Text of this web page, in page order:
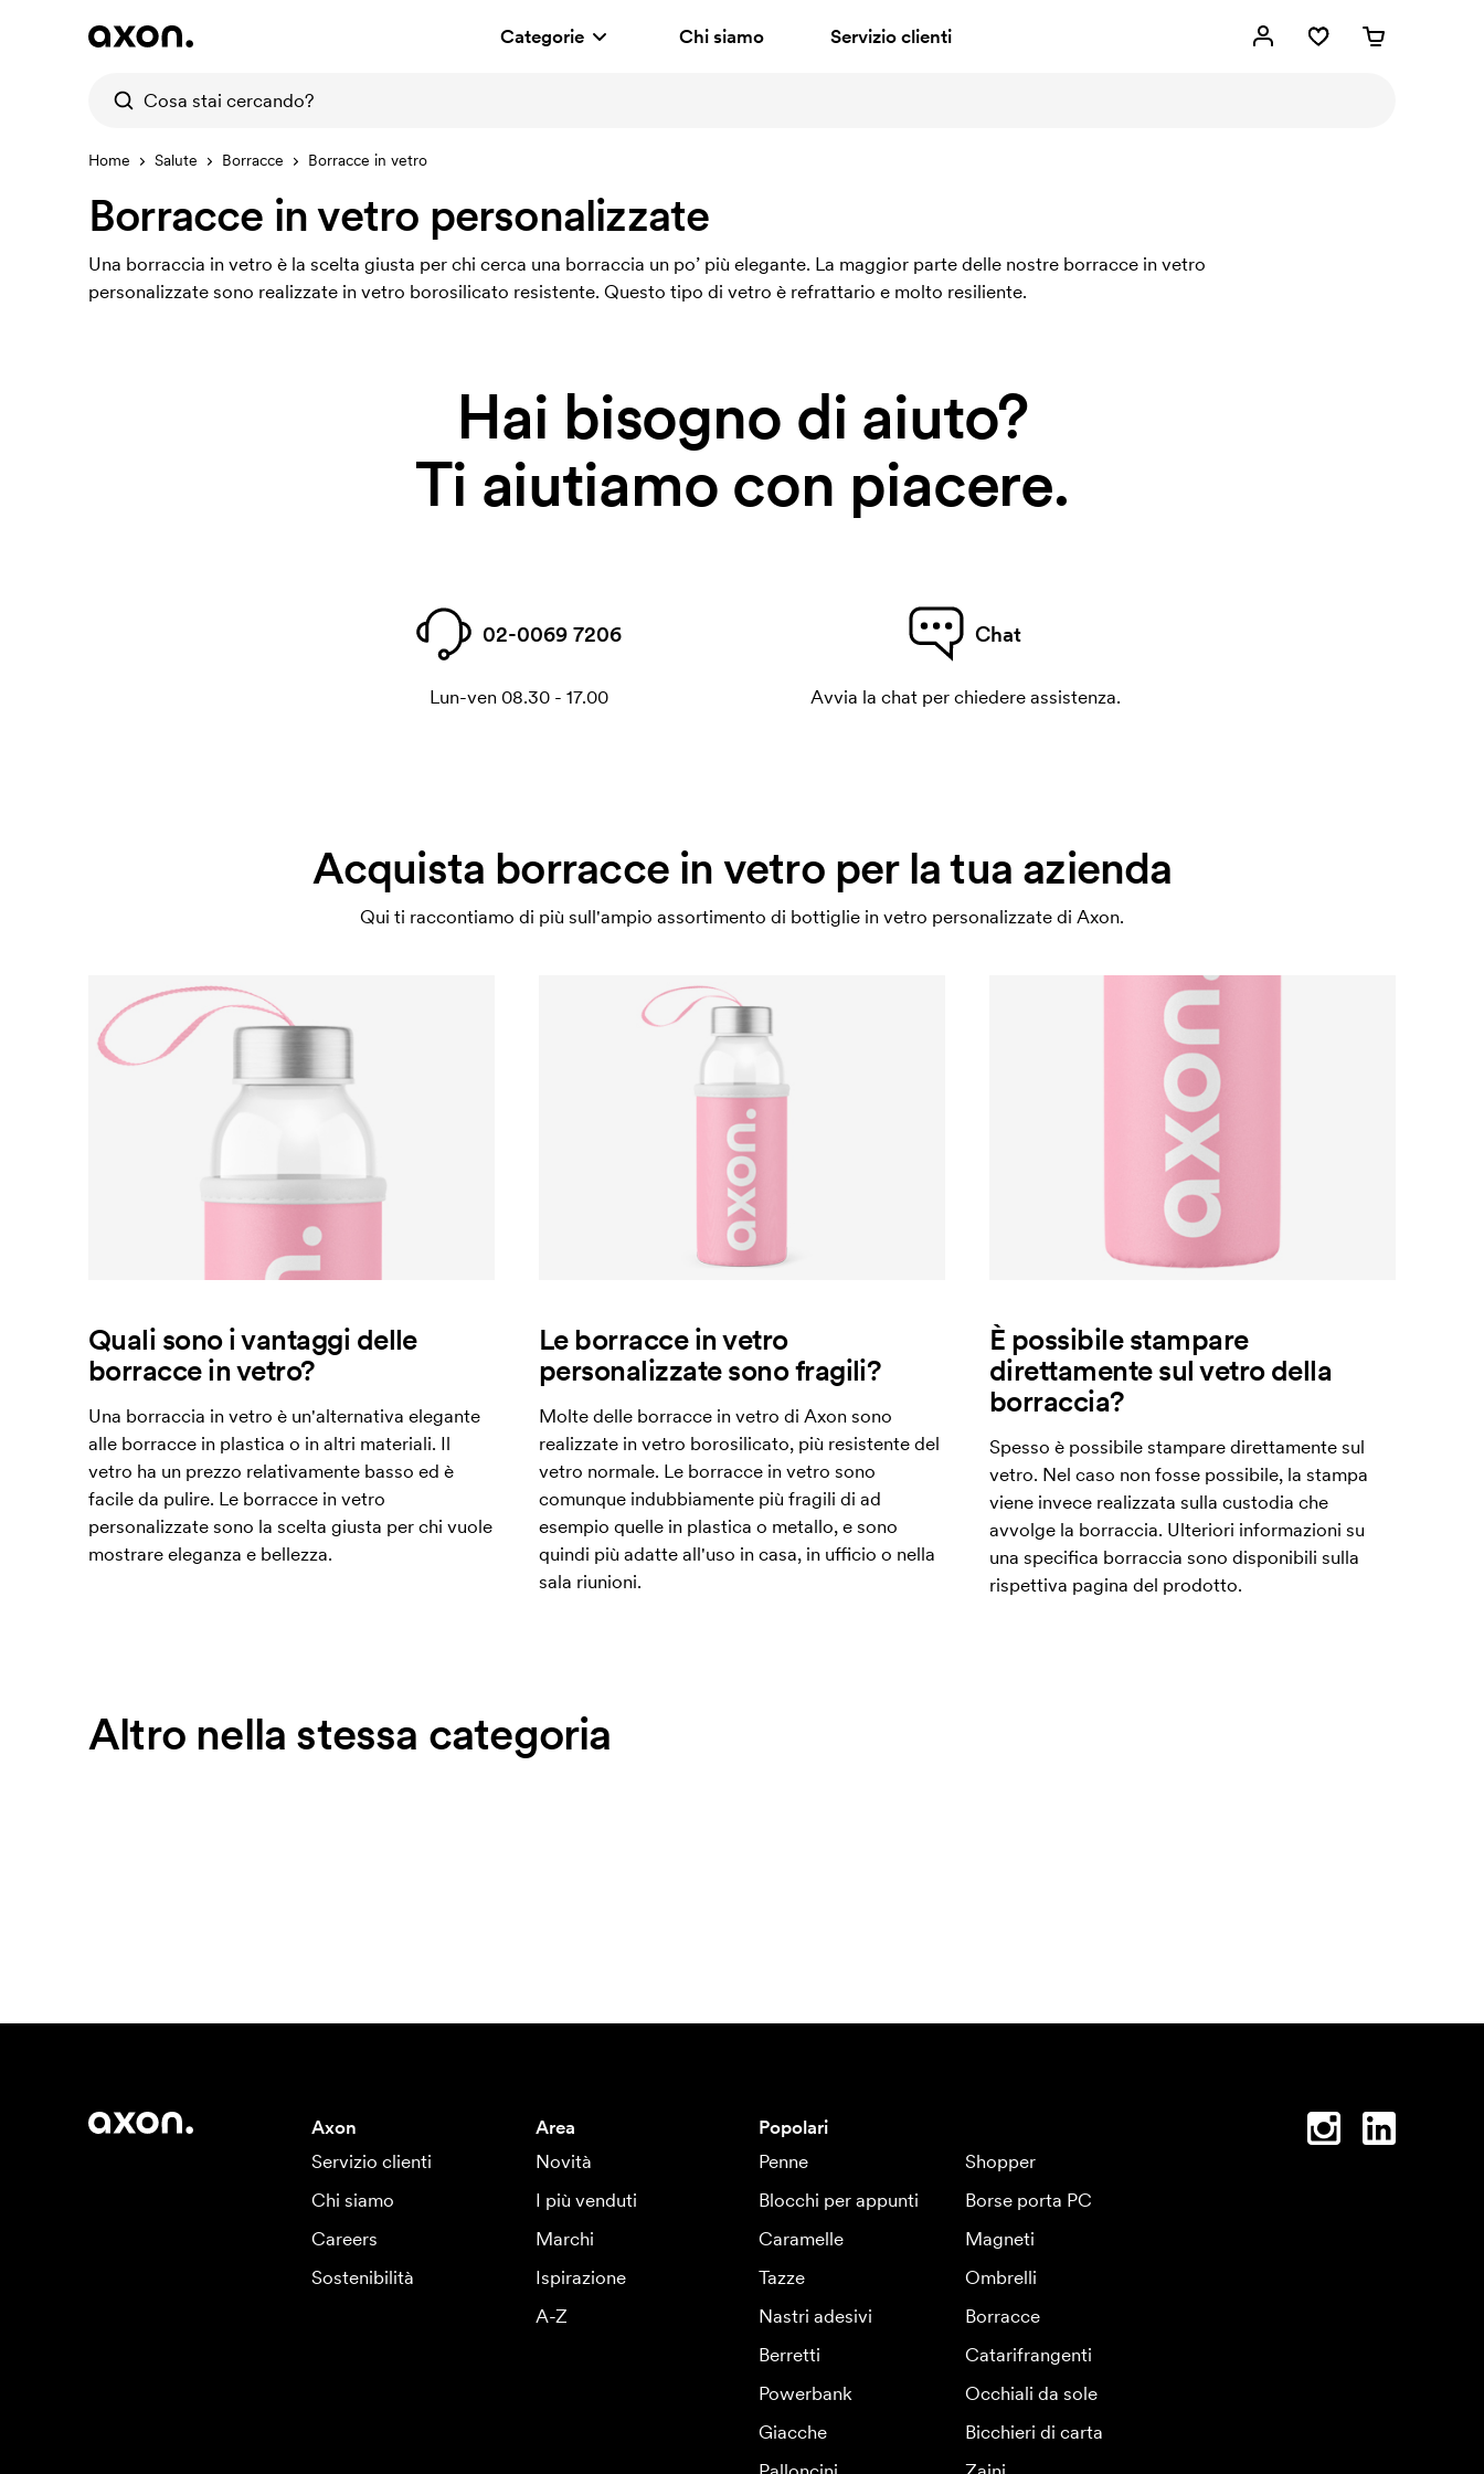
Categorie Chi siamo Servizio clienti
Home Salute Borracce Borracce in vetro
Borracce in vetro personalizzate
Una borraccia in vetro è la scelta giusta per chi cerca una borraccia un po’ più elegante. La maggior parte delle nostre borracce in vetro
personalizzate sono realizzate in vetro borosilicato resistente. Questo tipo di vetro è refrattario e molto resiliente.
Hai bisogno di aiuto?
Ti aiutiamo con piacere.
02-0069 7206
Lun-ven 08.30 - 17.00
Chat
Avvia la chat per chiedere assistenza.
Acquista borracce in vetro per la tua azienda
Qui ti raccontiamo di più sull'ampio assortimento di bottiglie in vetro personalizzate di Axon.
Quali sono i vantaggi delle
borracce in vetro?
Una borraccia in vetro è un'alternativa elegante
alle borracce in plastica o in altri materiali. Il
vetro ha un prezzo relativamente basso ed è
facile da pulire. Le borracce in vetro
personalizzate sono la scelta giusta per chi vuole
mostrare eleganza e bellezza.
Le borracce in vetro
personalizzate sono fragili?
Molte delle borracce in vetro di Axon sono
realizzate in vetro borosilicato, più resistente del
vetro normale. Le borracce in vetro sono
comunque indubbiamente più fragili di ad
esempio quelle in plastica o metallo, e sono
quindi più adatte all'uso in casa, in ufficio o nella
sala riunioni.
È possibile stampare
direttamente sul vetro della
borraccia?
Spesso è possibile stampare direttamente sul
vetro. Nel caso non fosse possibile, la stampa
viene invece realizzata sulla custodia che
avvolge la borraccia. Ulteriori informazioni su
una specifica borraccia sono disponibili sulla
rispettiva pagina del prodotto.
Altro nella stessa categoria
Axon
Servizio clienti
Chi siamo
Careers
Sostenibilità
Area
Novità
I più venduti
Marchi
Ispirazione
A-Z
Popolari
Penne
Shopper
Blocchi per appunti
Borse porta PC
Caramelle
Magneti
Tazze
Ombrelli
Nastri adesivi
Borracce
Berretti
Catarifrangenti
Powerbank
Occhiali da sole
Giacche
Bicchieri di carta